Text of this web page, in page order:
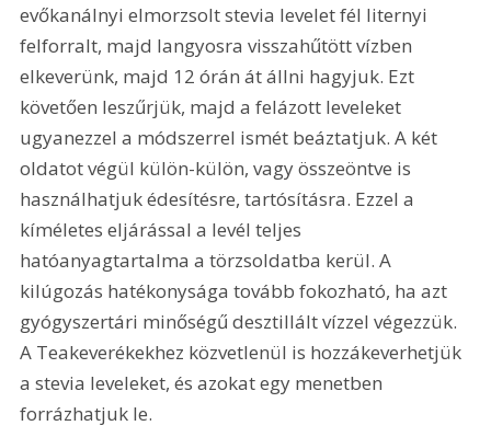
evőkanálnyi elmorzsolt stevia levelet fél liternyi
felforralt, majd langyosra visszahűtött vízben
elkeverünk, majd 12 órán át állni hagyjuk. Ezt
követően leszűrjük, majd a felázott leveleket
ugyanezzel a módszerrel ismét beáztatjuk. A két
oldatot végül külön-külön, vagy összeöntve is
használhatjuk édesítésre, tartósításra. Ezzel a
kíméletes eljárással a levél teljes
hatóanyagtartalma a törzsoldatba kerül. A
kilúgozás hatékonysága tovább fokozható, ha azt
gyógyszertári minőségű desztillált vízzel végezzük.
A Teakeverékekhez közvetlenül is hozzákeverhetjük
a stevia leveleket, és azokat egy menetben
forrázhatjuk le.